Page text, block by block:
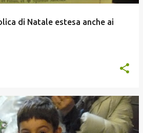
di Natale estesa anche ai